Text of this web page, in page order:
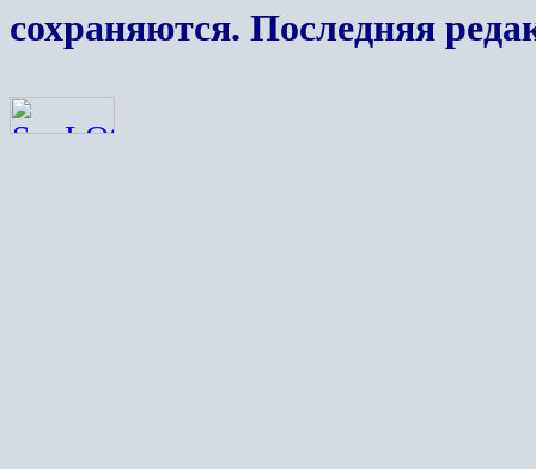
сохраняются. Последняя